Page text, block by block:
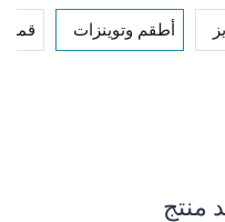
أطقم وتوينزات
منتج